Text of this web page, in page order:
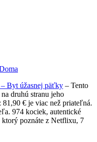
Byt úžasnej päťky – Tento
druhú stranu jeho
81,90 € je viac než priateľná.
974 kociek, autentické
poznáte z Netflixu, 7